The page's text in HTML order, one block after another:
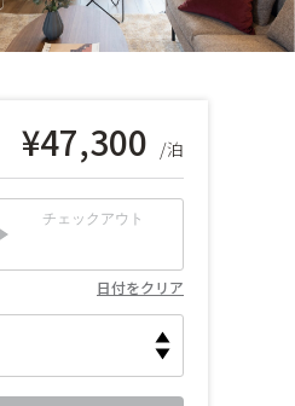
¥47,300 /泊
チェックアウト
日付をクリア